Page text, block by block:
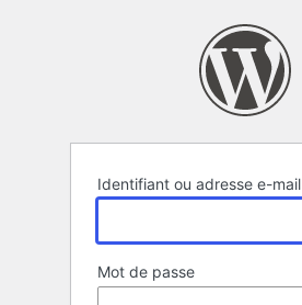
Identifiant ou adresse e-mail
Mot de passe